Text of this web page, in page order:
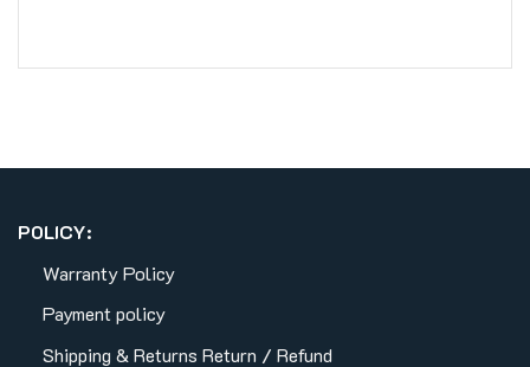
POLICY:
Warranty Policy
Payment policy
Shipping & Returns Return / Refund